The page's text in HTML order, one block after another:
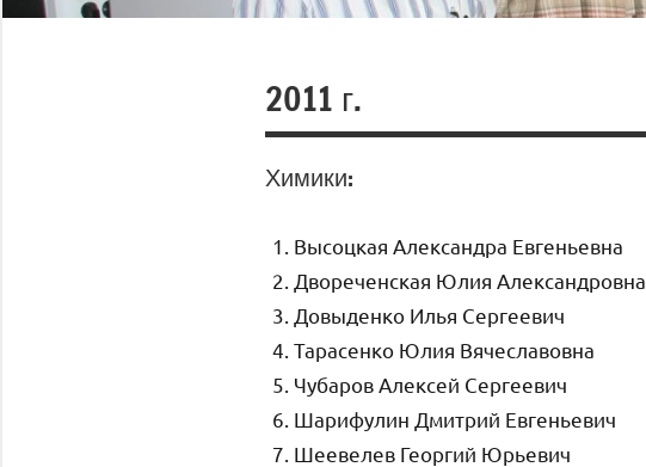
2011 г.
Химики:
Высоцкая Александра Евгеньевна
Двореченская Юлия Александровна
Довыденко Илья Сергеевич
Тарасенко Юлия Вячеславовна
Чубаров Алексей Сергеевич
Шарифулин Дмитрий Евгеньевич
Шеевелев Георгий Юрьевич